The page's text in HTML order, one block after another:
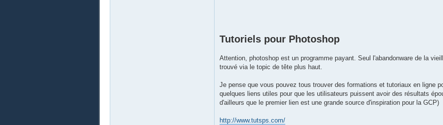
Tutoriels pour Photoshop
Attention, photoshop est un programme payant. Seul l'abandonware de la
trouvé via le topic de tête plus haut.
Je pense que vous pouvez tous trouver des formations et tutoriaux en ligne
quelques liens utiles pour que les utilisateurs puissent avoir des résultats
d'ailleurs que le premier lien est une grande source d'inspiration pour la GCP)
http://www.tutsps.com/